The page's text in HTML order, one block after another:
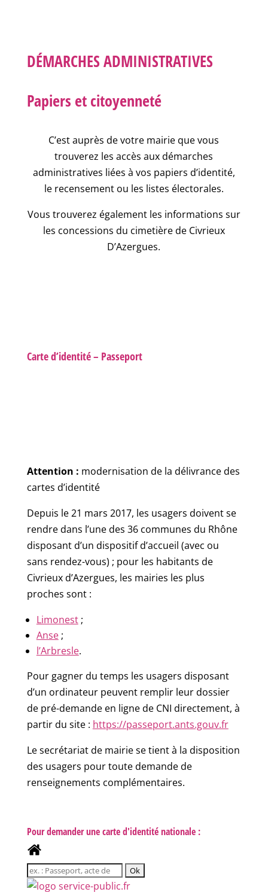
DÉMARCHES ADMINISTRATIVES
Papiers et citoyenneté
C’est auprès de votre mairie que vous
trouverez les accès aux démarches
administratives liées à vos papiers d’identité,
le recensement ou les listes électorales.
Vous trouverez également les informations sur
les concessions du cimetière de Civrieux
D’Azergues.
Carte d’identité – Passeport
Attention : modernisation de la délivrance des
cartes d’identité
Depuis le 21 mars 2017, les usagers doivent se
rendre dans l’une des 36 communes du Rhône
disposant d’un dispositif d’accueil (avec ou
sans rendez-vous) ; pour les habitants de
Civrieux d’Azergues, les mairies les plus
proches sont :
Limonest;
Anse;
l’Arbresle.
Pour gagner du temps les usagers disposant
d’un ordinateur peuvent remplir leur dossier
de pré-demande en ligne de CNI directement, à
partir du site : https://passeport.ants.gouv.fr
Le secrétariat de mairie se tient à la disposition
des usagers pour toute demande de
renseignements complémentaires.
Pour demander une carte d'identité nationale :